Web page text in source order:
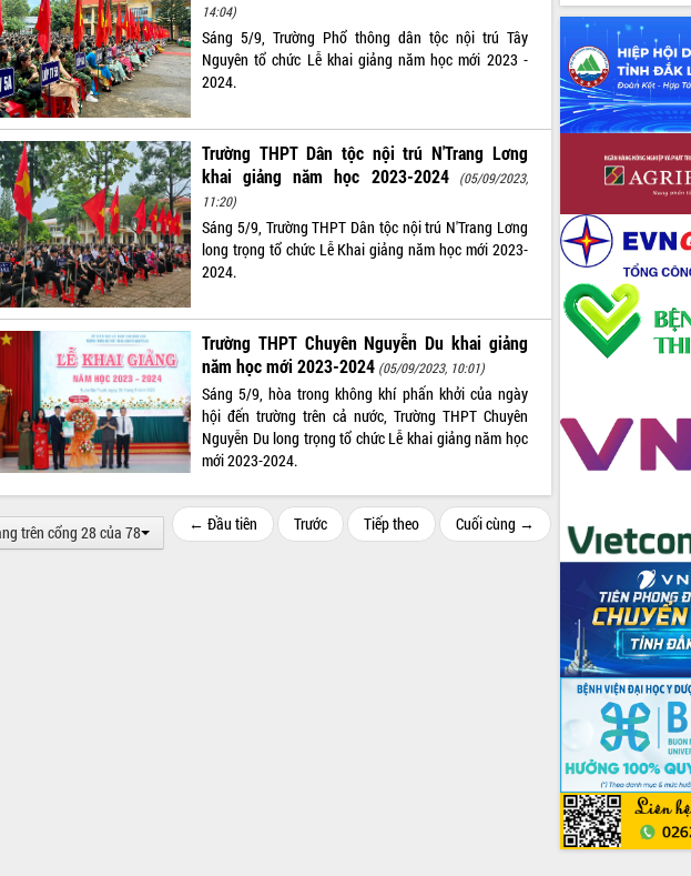
14:04)
Sáng 5/9, Trường Phổ thông dân tộc nội trú Tây
Nguyên tổ chức Lễ khai giảng năm học mới 2023 -
2024.
Trường THPT Dân tộc nội trú N'Trang Lơng
khai giảng năm học 2023-2024
(05/09/2023,
11:20)
Sáng 5/9, Trường THPT Dân tộc nội trú N'Trang Lơng
long trọng tổ chức Lễ Khai giảng năm học mới 2023-
2024.
Trường THPT Chuyên Nguyễn Du khai giảng
năm học mới 2023-2024 (05/09/2023, 10:01)
Sáng 5/9, hòa trong không khí phấn khởi của ngày
hội đến trường trên cả nước, Trường THPT Chuyên
Nguyễn Du long trọng tổ chức Lễ khai giảng năm học
mới 2023-2024.
trên cổng 28 của 78 ← Đầu tiên Trước Tiếp theo Cuối cùng →